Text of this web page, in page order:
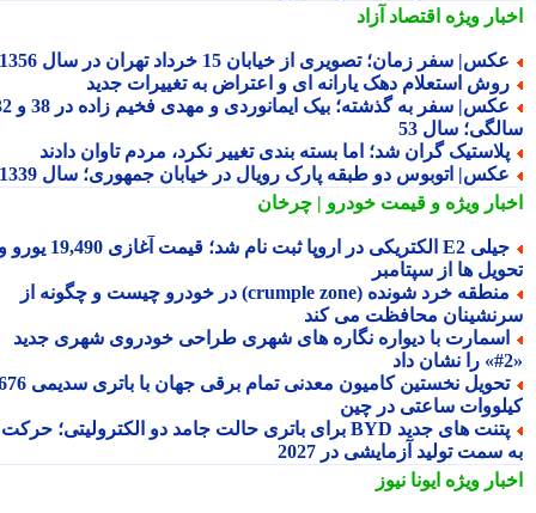
ویژهاقتصاد آزاد
سفر زمان؛ تصویری از خیابان 15 خرداد تهران در سال 1356
استعلام دهک یارانه ای و اعتراض به تغییرات جدید
عکس| سفر به گذشته؛ بیک ایمانوردی و مهدی فخیم زاده در 38 و 32
سال 53
گران شد؛ اما بسته بندی تغییر نکرد، مردم تاوان دادند
اتوبوس دو طبقه پارک رویال در خیابان جمهوری؛ سال 1339
ویژهو قیمت خودرو | چرخان
جیلی E2 الکتریکی در اروپا ثبت نام شد؛ قیمت آغازی 19,490 یورو و
ها از سپتامبر
منطقه خرد شونده (crumple zone) در خودرو چیست و چگونه از
محافظت می کند
با دیواره نگاره های شهری طراحی خودروی شهری جدید
تحویل نخستین کامیون معدنی تمام برقی جهان با باتری سدیمی 676
ساعتی در چین
پتنت های جدید BYD برای باتری حالت جامد دو الکترولیتی؛ حرکت
سمت تولید آزمایشی در 2027
ویژهایونا نیوز